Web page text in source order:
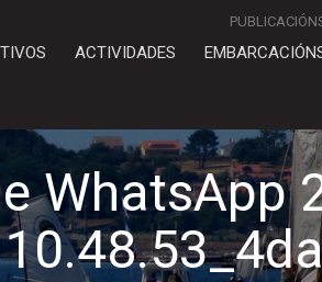
ACTIVIDADES
WhatsApp